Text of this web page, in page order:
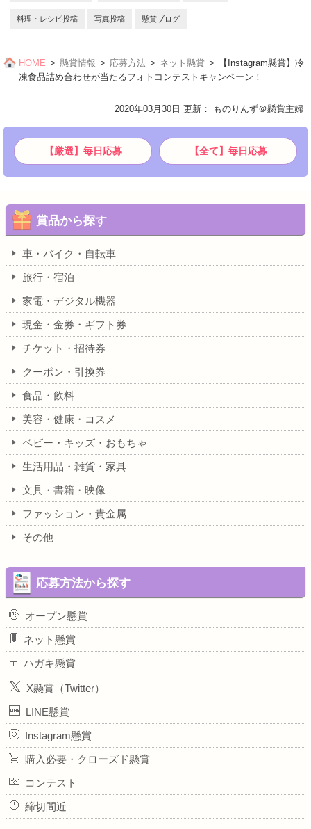
料理・レシピ投稿 写真投稿 懸賞ブログ
HOME 懸賞情報 応募方法 ネット懸賞
【Instagram懸賞】冷
凍食品詰め合わせが当たるフォトコンテストキャンペーン！
2020年03月30日 更新 ： ものりんず＠懸賞主婦
【厳選】毎日応募 【全て】毎日応募
賞品から探す
車・バイク・自転車
旅行・宿泊
家電・デジタル機器
現金・金券・ギフト券
チケット・招待券
クーポン・引換券
食品・飲料
美容・健康・コスメ
ベビー・キッズ・おもちゃ
生活用品・雑貨・家具
文具・書籍・映像
ファッション・貴金属
その他
応募方法から探す
オープン懸賞
ネット懸賞
ハガキ懸賞
X懸賞（Twitter）
LINE懸賞
Instagram懸賞
購入必要・クローズド懸賞
コンテスト
締切間近